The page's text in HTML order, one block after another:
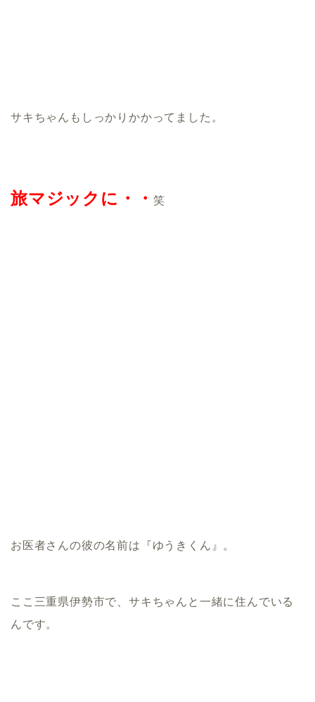
サキちゃんもしっかりかかってました。
旅マジックに・・笑
お医者さんの彼の名前は『ゆうきくん』。
ここ三重県伊勢市で、サキちゃんと一緒に住んでいる
んです。